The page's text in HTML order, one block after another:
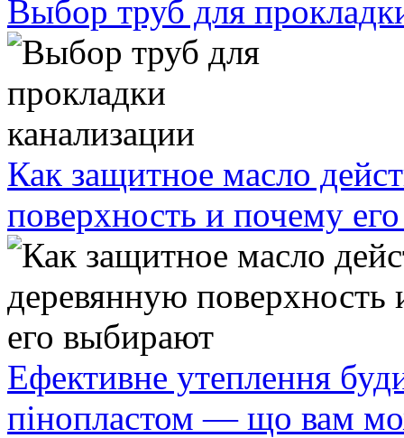
Выбор труб для
Как защитное масло
поверхность и почему
Ефективне утеплення
пінопластом — що вам